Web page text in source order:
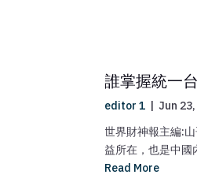
誰掌握統一
editor 1 Jun
世界財神報主編:
益所在，也是中
Read More